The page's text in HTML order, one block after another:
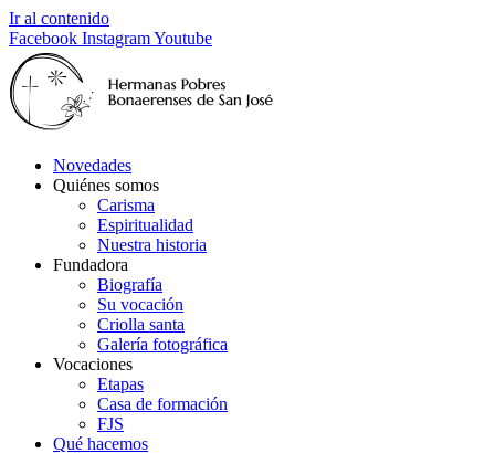
Ir al contenido
Facebook InstagramYoutube
Novedades
Quiénes somos
Carisma
Espiritualidad
Nuestra historia
Fundadora
Biografía
Su vocación
Criolla santa
Galería fotográfica
Vocaciones
Etapas
Casa de formación
FJS
Qué hacemos